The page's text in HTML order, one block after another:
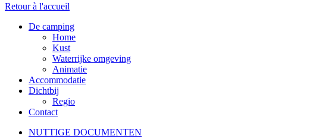
Retour à l'accueil
De camping
Home
Kust
Waterrijke omgeving
Animatie
Accommodatie
Dichtbij
Regio
Contact
NUTTIGE DOCUMENTEN